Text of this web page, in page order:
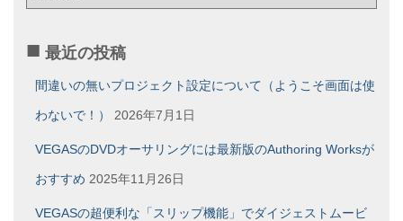
カ
ブ
最近の投稿
間違いの無いプロジェクト設定について（ようこそ画面は使
わないで！） 2026年7月1日
VEGASのDVDオーサリングには最新版のAuthoring Worksが
おすすめ 2025年11月26日
VEGASの超便利な「スリップ機能」でダイジェストムービ